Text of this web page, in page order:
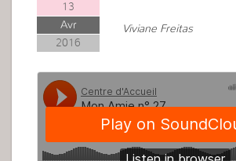
13
Avr
2016
Viviane Freitas